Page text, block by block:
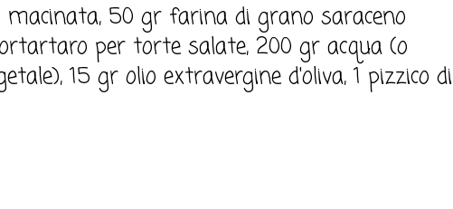
50 gr farina di grano saraceno
per torte salate, 200 gr acqua (o
15 gr olio extravergine d'oliva, 1 pizzico di